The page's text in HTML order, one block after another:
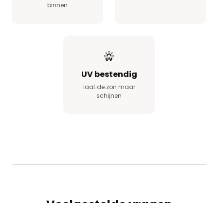
binnen
UV bestendig
laat de zon maar
schijnen